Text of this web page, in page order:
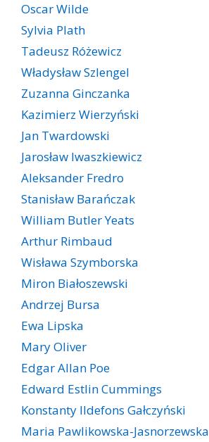
Oscar Wilde
Sylvia Plath
Tadeusz Różewicz
Władysław Szlengel
Zuzanna Ginczanka
Kazimierz Wierzyński
Jan Twardowski
Jarosław Iwaszkiewicz
Aleksander Fredro
Stanisław Barańczak
William Butler Yeats
Arthur Rimbaud
Wisława Szymborska
Miron Białoszewski
Andrzej Bursa
Ewa Lipska
Mary Oliver
Edgar Allan Poe
Edward Estlin Cummings
Konstanty Ildefons Gałczyński
Maria Pawlikowska-Jasnorzewska